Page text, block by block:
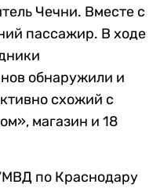
Чечни. Вместе с
пассажир. В ходе
обнаружили и
схожий с
магазин и 18
по Краснодару